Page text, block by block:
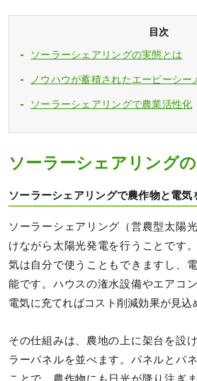
目次
ソーラーシェアリングの実態とは
ノウハウが蓄積されたエーピーシー
ソーラーシェアリングで農業活性化
ソーラーシェアリング
ソーラーシェアリングで農作物と電気
ソーラーシェアリング（営農型太陽
けながら太陽光発電を行うことです
気は自分で使うこともできますし、
能です。ハウスの潅水設備やエアコ
電気に充てればコスト削減効果が見込
その仕組みは、農地の上に架台を設
ラーパネルを並べます。パネルとパ